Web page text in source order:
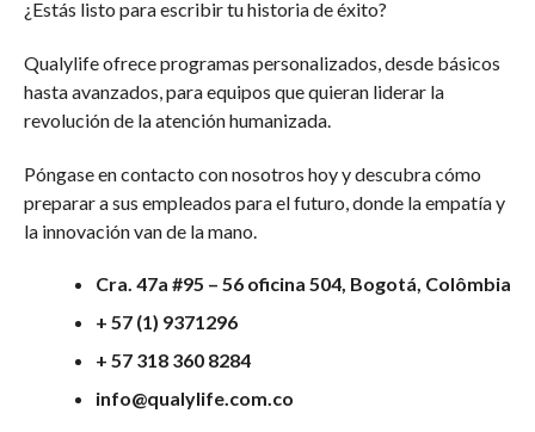
¿Estás listo para escribir tu historia de éxito?
Qualylife ofrece programas personalizados, desde básicos
hasta avanzados, para equipos que quieran liderar la
revolución de la atención humanizada.
Póngase en contacto con nosotros hoy y descubra cómo
preparar a sus empleados para el futuro, donde la empatía y
la innovación van de la mano.
Cra. 47a #95 – 56 oficina 504, Bogotá, Colômbia
+ 57 (1) 9371296
+ 57 318 360 8284
info@qualylife.com.co